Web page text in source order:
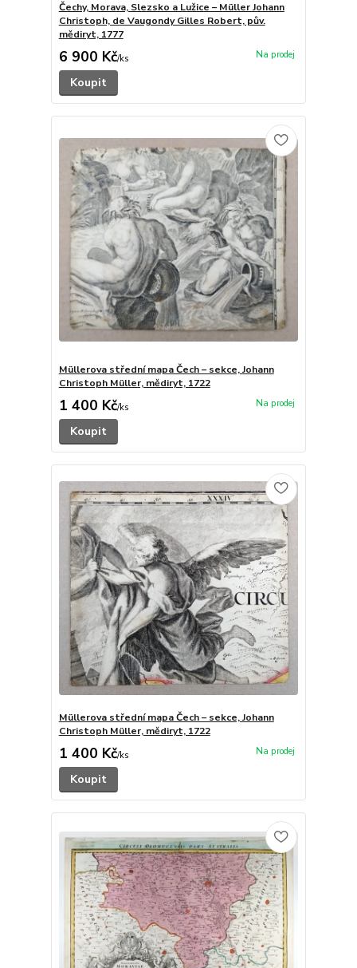
Čechy, Morava, Slezsko a Lužice – Müller Johann
Christoph, de Vaugondy Gilles Robert, pův.
mědiryt, 1777
6 900 Kč/ks
Koupit
Müllerova střední mapa Čech – sekce, Johann
Christoph Müller, mědiryt, 1722
1 400 Kč/ks
Koupit
Müllerova střední mapa Čech – sekce, Johann
Christoph Müller, mědiryt, 1722
1 400 Kč/ks
Koupit